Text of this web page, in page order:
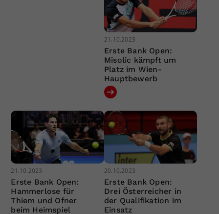
21.10.2023
Erste Bank Open:
Misolic kämpft um
Platz im Wien-
Hauptbewerb
21.10.2023
Erste Bank Open:
Hammerlose für
Thiem und Ofner
beim Heimspiel
20.10.2023
Erste Bank Open:
Drei Österreicher in
der Qualifikation im
Einsatz